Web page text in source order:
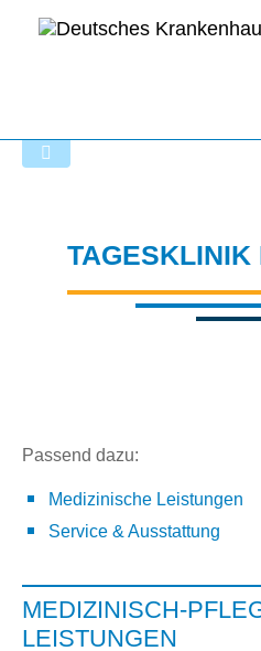
TAGESKLINIK
Passend dazu:
Medizinische Leistungen
Service & Ausstattung
MEDIZINISCH-
LEISTUNGEN